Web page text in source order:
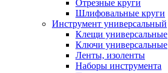
Отрезные круги
Шлифовальные круги
Инструмент универсальный
Клещи универсальные
Ключи универсальные
Ленты, изоленты
Наборы инструмента